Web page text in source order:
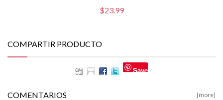
$23.99
COMPARTIR PRODUCTO
Save
COMENTARIOS [more]